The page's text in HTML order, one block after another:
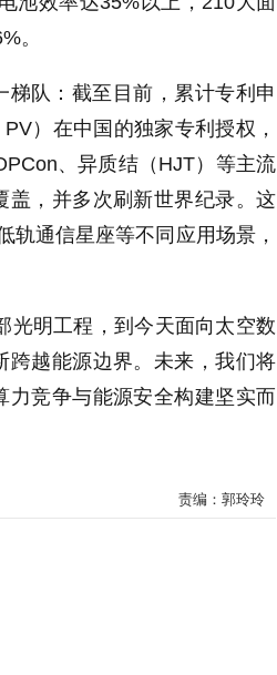
。
队：截至目前，累计专利申
）在中国的独家专利授权，
、异质结（HJT）等主流
盖，并多次刷新世界纪录。这
轨通信星座等不同应用场景，
光明工程，到今天面向太空数
跨越能源边界。未来，我们将
竞争与能源安全构建坚实而
责编：郭玲玲